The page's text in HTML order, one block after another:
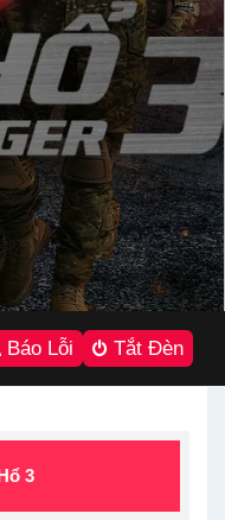
Báo Lỗi Tắt Đèn
3